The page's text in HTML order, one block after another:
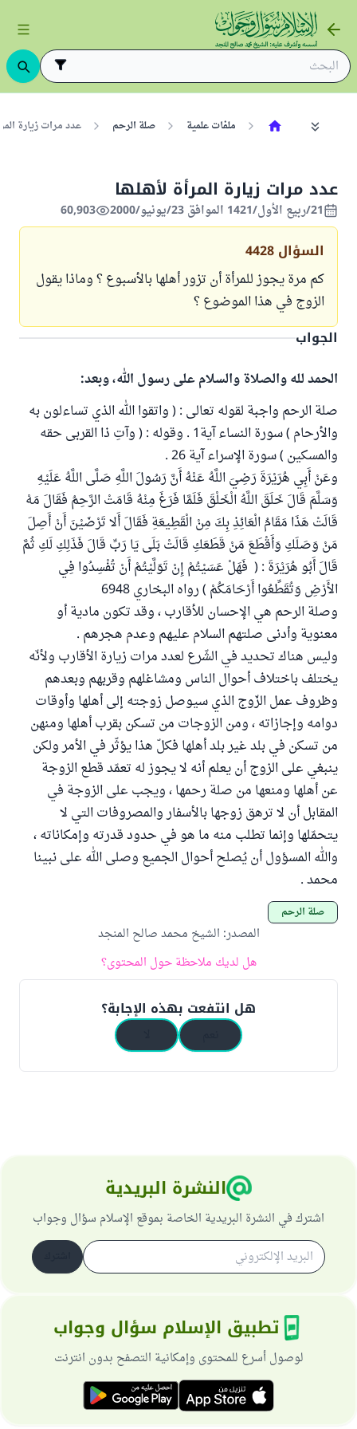
ملفات علمية صلة الرحم عدد مرات زيارة
عدد مرات زيارة المرأة لأهلها
21/ربيع الأول/1421 الموافق 23/يونيو/2000 60,903
السؤال 4428
كم مرة يجوز للمرأة أن تزور أهلها بالأسبوع ؟ وماذا يقول
الزوج في هذا الموضوع ؟
الجواب
الحمد لله والصلاة والسلام على رسول الله، وبعد:
صلة الرحم واجبة لقوله تعالى : ( واتقوا الله الذي تساءلون به
والأرحام ) سورة النساء آية1 . وقوله : ( وآتِ ذا القربى حقه
والمسكين ) سورة الإسراء آية 26 .
وعَنْ أَبِي هُرَيْرَةَ رَضِيَ اللَّهُ عَنْهُ أَنَّ رَسُولَ اللَّهِ صَلَّى اللَّهُ عَلَيْهِ
وَسَلَّمَ قَالَ خَلَقَ اللَّهُ الْخَلْقَ فَلَمَّا فَرَغَ مِنْهُ قَامَتْ الرَّحِمُ فَقَالَ مَهْ
قَالَتْ هَذَا مَقَامُ الْعَائِذِ بِكَ مِنْ الْقَطِيعَةِ فَقَالَ أَلا تَرْضَيْنَ أَنْ أَصِلَ
مَنْ وَصَلَكِ وَأَقْطَعَ مَنْ قَطَعَكِ قَالَتْ بَلَى يَا رَبِّ قَالَ فَذَلِكِ لَكِ ثُمَّ
قَالَ أَبُو هُرَيْرَةَ : ( فَهَلْ عَسَيْتُمْ إِنْ تَوَلَّيْتُمْ أَنْ تُفْسِدُوا فِي
الأَرْضِ وَتُقَطِّعُوا أَرْحَامَكُمْ ) رواه البخاري 6948
وصلة الرحم هي الإحسان للأقارب ، وقد تكون مادية أو
معنوية وأدنى صلتهم السلام عليهم وعدم هجرهم .
وليس هناك تحديد في الشّرع لعدد مرات زيارة الأقارب ولأنّه
يختلف باختلاف أحوال الناس ومشاغلهم وقربهم وبعدهم
وظروف عمل الزّوج الذي سيوصل زوجته إلى أهلها وأوقات
دوامه وإجازاته ، ومن الزوجات من تسكن بقرب أهلها ومنهن
من تسكن في بلد غير بلد أهلها فكلّ هذا يؤثّر في الأمر ولكن
ينبغي على الزوج أن يعلم أنه لا يجوز له تعمّد قطع الزوجة
عن أهلها ومنعها من صلة رحمها ، ويجب على الزوجة في
المقابل أن لا ترهق زوجها بالأسفار والمصروفات التي لا
يتحمّلها وإنما تطلب منه ما هو في حدود قدرته وإمكاناته ،
والله المسؤول أن يُصلح أحوال الجميع وصلى الله على نبينا
محمد .
صلة الرحم
المصدر: الشيخ محمد صالح المنجد
هل لديك ملاحظة حول المحتوى؟
هل انتفعت بهذه الإجابة؟
النشرة البريدية
اشترك في النشرة البريدية الخاصة بموقع الإسلام سؤال وجواب
تطبيق الإسلام سؤال وجواب
لوصول أسرع للمحتوى وإمكانية التصفح بدون انترنت